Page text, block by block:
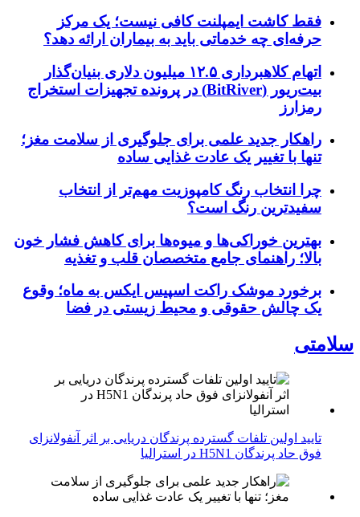
فقط کاشت ایمپلنت کافی نیست؛ یک مرکز
حرفه‌ای چه خدماتی باید به بیماران ارائه دهد؟
اتهام کلاهبرداری ۱۲.۵ میلیون دلاری بنیان‌گذار
بیت‌ریور (BitRiver) در پرونده تجهیزات استخراج
رمزارز
راهکار جدید علمی برای جلوگیری از سلامت مغز؛
تنها با تغییر یک عادت غذایی ساده
چرا انتخاب رنگ کامپوزیت مهم‌تر از انتخاب
سفیدترین رنگ است؟
بهترین خوراکی‌ها و میوه‌ها برای کاهش فشار خون
بالا؛ راهنمای جامع متخصصان قلب و تغذیه
برخورد موشک راکت اسپیس ایکس به ماه؛ وقوع
یک چالش حقوقی و محیط زیستی در فضا
سلامتی
تایید اولین تلفات گسترده پرندگان دریایی بر اثر آنفولانزای
فوق حاد پرندگان H5N1 در استرالیا